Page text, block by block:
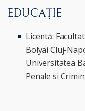
EDUCAȚIE
Licentă:
Bolyai Cluj-
Universitatea
Penale si